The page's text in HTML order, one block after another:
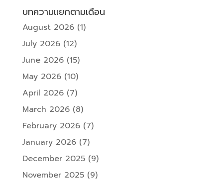
บทความแยกตามเดือน
August 2026(1)
July 2026(12)
June 2026(15)
May 2026(10)
April 2026(7)
March 2026(8)
February 2026(7)
January 2026(7)
December 2025(9)
November 2025(9)